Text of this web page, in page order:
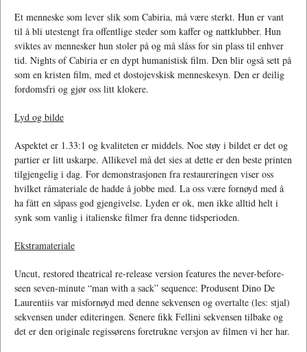
Et menneske som lever slik som Cabiria, må være sterkt. Hun er vant
til å bli utestengt fra offentlige steder som kaffer og nattklubber. Hun
sviktes av mennesker hun stoler på og må slåss for sin plass til enhver
tid. Nights of Cabiria er en dypt humanistisk film. Den blir også sett på
som en kristen film, med et dostojevskisk menneskesyn. Den er deilig
fordomsfri og gjør oss litt klokere.
Lyd og bilde
Aspektet er 1.33:1 og kvaliteten er middels. Noe støy i bildet er det og
partier er litt uskarpe. Allikevel må det sies at dette er den beste printen
tilgjengelig i dag. For demonstrasjonen fra restaureringen viser oss
hvilket råmateriale de hadde å jobbe med. La oss være fornøyd med å
ha fått en såpass god gjengivelse. Lyden er ok, men ikke alltid helt i
synk som vanlig i italienske filmer fra denne tidsperioden.
Ekstramateriale
Uncut, restored theatrical re-release version features the never-before-
seen seven-minute “man with a sack” sequence: Produsent Dino De
Laurentiis var misfornøyd med denne sekvensen og overtalte (les: stjal)
sekvensen under editeringen. Senere fikk Fellini sekvensen tilbake og
det er den originale regissørens foretrukne versjon av filmen vi her har.